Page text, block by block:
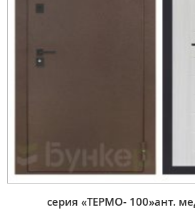
серия «ТЕРМО- 100»ант.